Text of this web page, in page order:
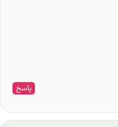
پاسخ